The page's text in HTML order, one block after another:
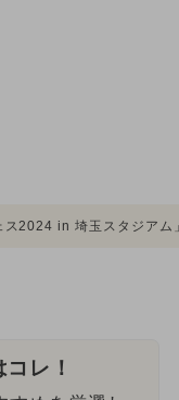
ス2024 in 埼玉スタジア
レ！